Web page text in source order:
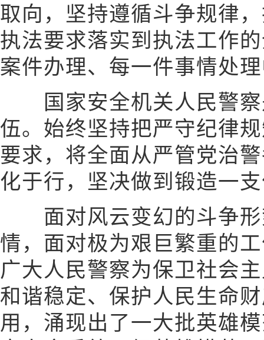
取向，坚持遵循斗争规律
执法要求落实到执法工作
案件办理、每一件事情处
国家安全机关人民警察
伍。始终坚持把严守纪律
要求，将全面从严管党治
化于行，坚决做到锻造一
面对风云变幻的斗争形
情，面对极为艰巨繁重的
广大人民警察为保卫社会
和谐稳定、保护人民生命
用，涌现出了一大批英雄